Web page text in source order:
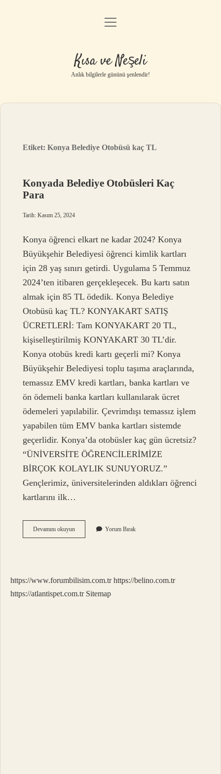
Anasayfa
Yasal Uyarı
menüyü
Kısa ve Neşeli
Anlık bilgilerle gününü şenlendir!
Etiket:Konya Belediye Otobüsü kaç TL
Konyada Belediye Otobüsleri Kaç
Para
Tarih: Kasım 25, 2024
Konya öğrenci elkart ne kadar 2024? Konya
Büyükşehir Belediyesi öğrenci kimlik kartları
için 28 yaş sınırı getirdi. Uygulama 5 Temmuz
2024’ten itibaren gerçekleşecek. Bu kartı satın
almak için 85 TL ödedik. Konya Belediye
Otobüsü kaç TL? KONYAKART SATIŞ
ÜCRETLERİ: Tam KONYAKART 20 TL,
kişiselleştirilmiş KONYAKART 30 TL’dir.
Konya otobüs kredi kartı geçerli mi? Konya
Büyükşehir Belediyesi toplu taşıma araçlarında,
temassız EMV kredi kartları, banka kartları ve
ön ödemeli banka kartları kullanılarak ücret
ödemeleri yapılabilir. Çevrimdışı temassız işlem
yapabilen tüm EMV banka kartları sistemde
geçerlidir. Konya’da otobüsler kaç gün ücretsiz?
“ÜNİVERSİTE ÖĞRENCİLERİMİZE
BİRÇOK KOLAYLIK SUNUYORUZ.”
Gençlerimiz, üniversitelerinden aldıkları öğrenci
kartlarını ilk…
Devamını okuyunKonyada
Belediye
Yorum Bırak
https://www.forumbilisim.com.tr https://belino.com.tr
https://atlantispet.com.tr Sitemap